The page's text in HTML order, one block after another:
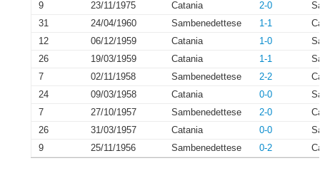
9
23/11/1975 Catania 2-0
31
24/04/1960 Sambenedettese 1-1
12
06/12/1959 Catania 1-0
26
19/03/1959 Catania 1-1
7
02/11/1958 Sambenedettese 2-2
24
09/03/1958 Catania 0-0
7
27/10/1957 Sambenedettese 2-0
26
31/03/1957 Catania 0-0
9
25/11/1956 Sambenedettese 0-2